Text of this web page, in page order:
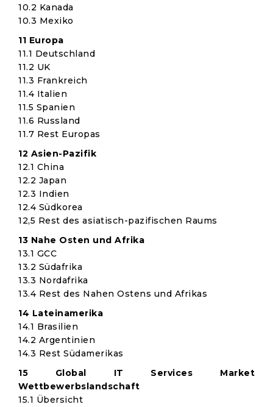
10.2 Kanada
10.3 Mexiko
11 Europa
11.1 Deutschland
11.2 UK
11.3 Frankreich
11.4 Italien
11.5 Spanien
11.6 Russland
11.7 Rest Europas
12 Asien-Pazifik
12.1 China
12.2 Japan
12.3 Indien
12.4 Südkorea
12,5 Rest des asiatisch-pazifischen Raums
13 Nahe Osten und Afrika
13.1 GCC
13.2 Südafrika
13.3 Nordafrika
13.4 Rest des Nahen Ostens und Afrikas
14 Lateinamerika
14.1 Brasilien
14.2 Argentinien
14.3 Rest Südamerikas
15 Global IT Services Market
Wettbewerbslandschaft
15.1 Übersicht